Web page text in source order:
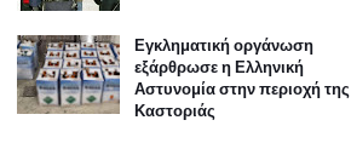
Εγκληματική οργάνωση
εξάρθρωσε η Ελληνική
Αστυνομία στην περιοχή της
Καστοριάς